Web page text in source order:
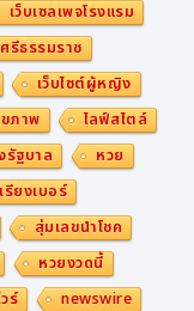
เว็บเซลเพจโรงแรม
รีธรรมราช
เว็บไซต์ผู้หญิง
ภาพ
ไลฟ์สไตล์
ฐบาล
หวย
เรียงเบอร์
สุ่มเลขนำโชค
หวยงวดนี้
ร์
newswire